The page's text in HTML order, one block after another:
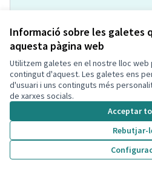
Informació sobre les galetes
aquesta pàgina web
Utilitzem galetes en el nostre lloc
contingut d'aquest. Les galetes ens
d'usuari i uns continguts més
de xarxes socials.
Acceptar
Rebutjar-
Implantación de puntos
Espai Públic